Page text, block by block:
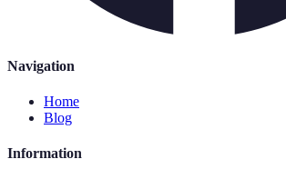
Navigation
Home
Blog
Information